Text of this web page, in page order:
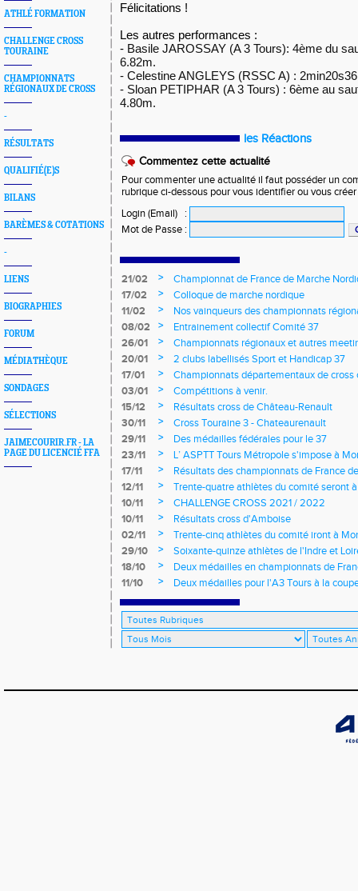
ATHLÉ FORMATION
CHALLENGE CROSS
TOURAINE
CHAMPIONNATS
RÉGIONAUX DE CROSS
-
RÉSULTATS
QUALIFIÉ(E)S
BILANS
BARÈMES & COTATIONS
-
LIENS
BIOGRAPHIES
FORUM
MÉDIATHÈQUE
SONDAGES
SÉLECTIONS
JAIMECOURIR.FR - LA
PAGE DU LICENCIÉ FFA
Félicitations !
Les autres performances :
- Basile JAROSSAY (A 3 Tours): 4ème du
6.82m.
- Celestine ANGLEYS (RSSC A) :
- Sloan PETIPHAR (A 3 Tours) : 6ème au
4.80m.
les Réactions
Commentez cette actualité
Pour commenter une actualité il faut posséder un
rubrique ci-dessous pour vous identifier ou vous
Login (Email)
:
Mot de Passe :
21/02 >
Championnat de France de Marche
17/02
>
Colloque de marche nordique
11/02
>
Nos vainqueurs des championnats
08/02
>
Entrainement collectif Comité 37
26/01
>
Championnats régionaux et autres
20/01
>
2 clubs labellisés Sport et Handicap 37
17/01
>
Championnats départementaux de cross
longs et meetings en salle
03/01 >
Compétitions à venir.
15/12
>
Résultats cross de Château-Renault
30/11
>
Cross Touraine 3 - Chateaurenault
29/11
>
Des médailles fédérales pour le 37
23/11
>
L’ ASPTT Tours Métropole s'impose à
17/11
>
Résultats des championnats de France
12/11
>
Trente-quatre athlètes du comité seront
10/11
>
CHALLENGE CROSS 2021 / 2022
10/11
>
Résultats cross d'Amboise
02/11
>
Trente-cinq athlètes du comité iront à
29/10
>
Soixante-quinze athlètes de l'Indre et
régionaux de cross-country 2021
18/10 >
Deux médailles en championnats de
11/10
> Deux médailles pour l'A3 Tours à la